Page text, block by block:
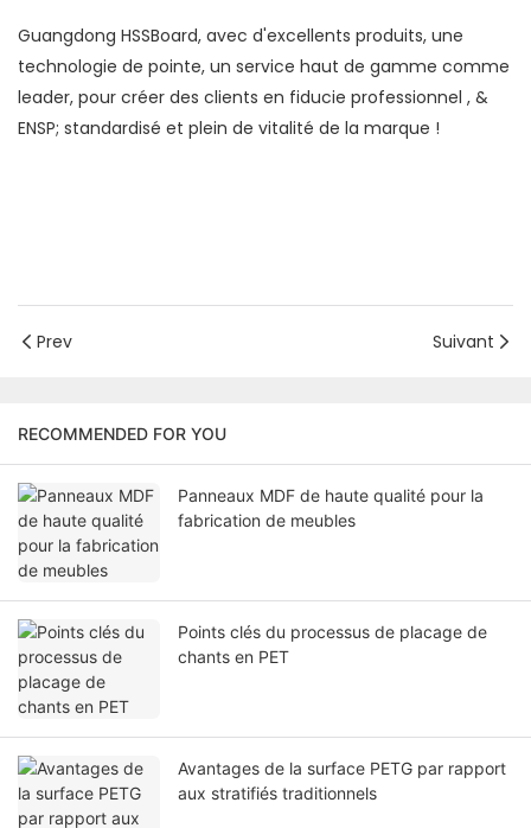
Guangdong HSSBoard, avec d'excellents produits, une
technologie de pointe, un service haut de gamme comme
leader, pour créer des clients en fiducie professionnel , &
ENSP; standardisé et plein de vitalité de la marque !
Prev Suivant
RECOMMENDED FOR YOU
Panneaux MDF de haute qualité pour la
fabrication de meubles
Points clés du processus de placage de
chants en PET
Avantages de la surface PETG par rapport
aux stratifiés traditionnels